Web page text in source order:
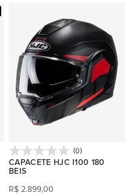
(0)
CAPACETE HJC I100 180
BEIS
R$ 2.899,00